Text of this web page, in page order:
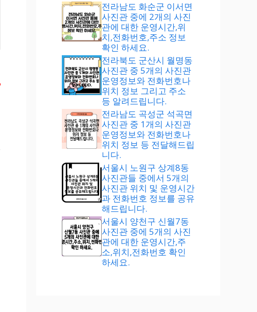
전라남도 화순군 이서면
사진관 중에 2개의 사진
관에 대한 운영시간,위
치,전화번호,주소 정보
확인 하세요.
전라북도 군산시 월명동
사진관 중 5개의 사진관
운영정보와 전화번호나
위치 정보 그리고 주소
등 알려드립니다.
전라남도 곡성군 석곡면
사진관 중 1개의 사진관
운영정보와 전화번호나
위치 정보 등 전달해드립
니다.
서울시 노원구 상계8동
사진관들 중에서 5개의
사진관 위치 및 운영시간
과 전화번호 정보를 공유
해드립니다.
서울시 양천구 신월7동
사진관 중에 5개의 사진
관에 대한 운영시간,주
소,위치,전화번호 확인
하세요.